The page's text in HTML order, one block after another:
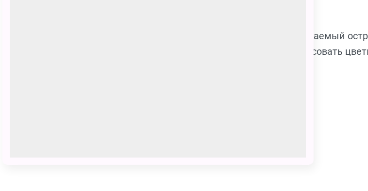
Я хочу подружиться с Умкой и поплыть с ним на необитаемый
там сундук с сокровищами. Хочу устроить пикник, нарисовать